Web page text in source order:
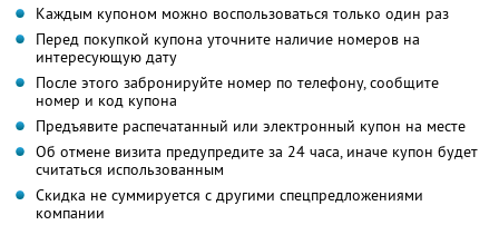
Каждым купоном можно воспользоваться только один раз
Перед покупкой купона уточните наличие номеров на
интересующую дату
После этого забронируйте номер по телефону, сообщите
номер и код купона
Предъявите распечатанный или электронный купон на месте
Об отмене визита предупредите за 24 часа, иначе купон будет
считаться использованным
Скидка не суммируется с другими спецпредложениями
компании